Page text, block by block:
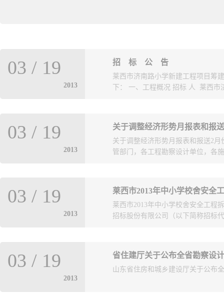
招 标 公 告
2013
03 / 19
莱西市济南路小学新建工程项目筹
下： 一、工程概况 招标 人 莱西
址 莱西市济南中路101号 项目名
点 莱西市济南中路101号（青岛路
顷，勘察总进尺约为130米（结算
9105平方米的塑胶操场；校园绿化
质； 2、项目负责人为投标单位
证明为准）。 三、同类工程界定：
标段说明：无。 五、报名要求： 有
关于调整经济形势月报表和报
2013
03 / 19
关于调整经济形势月报表和报送2
管部门，各工程勘察设计单位，
为进一步做好经济形势分析工作
（青建办字〔2012〕2号）的规定
月份经济形势月报有关事项通知
势月报表的格式进行局部调整，调
设计单位、施工图设计审查机构。
详见附件1。新增单位可电话联系
设计经济形势月报表按附件3、4执
莱西市2013年中小学校舍安全
2013
03 / 19
莱西市2013年中小学校舍安全
招标股份有限公司（以下简称招标
体育局委托，对其2013年中小学
进行招标。一、 项目名称：莱西市
内容： 8所中小学校舍拆除重建项
省住建厅关于公布全省勘察设
2013
03 / 19 山东省住房和城乡建设厅关于公布